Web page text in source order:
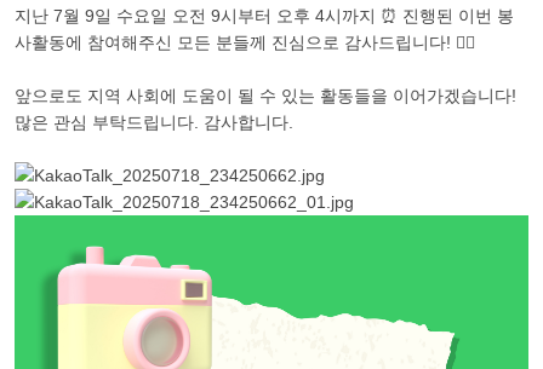
지난 7월 9일 수요일 오전 9시부터 오후 4시까지 ⏰ 진행된 이번 봉
사활동에 참여해주신 모든 분들께 진심으로 감사드립니다! 🙇‍♀️
앞으로도 지역 사회에 도움이 될 수 있는 활동들을 이어가겠습니다!
많은 관심 부탁드립니다. 감사합니다.